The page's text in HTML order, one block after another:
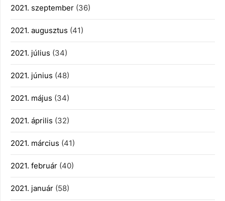
2021. szeptember (36)
2021. augusztus (41)
2021. július (34)
2021. június (48)
2021. május (34)
2021. április (32)
2021. március (41)
2021. február (40)
2021. január (58)